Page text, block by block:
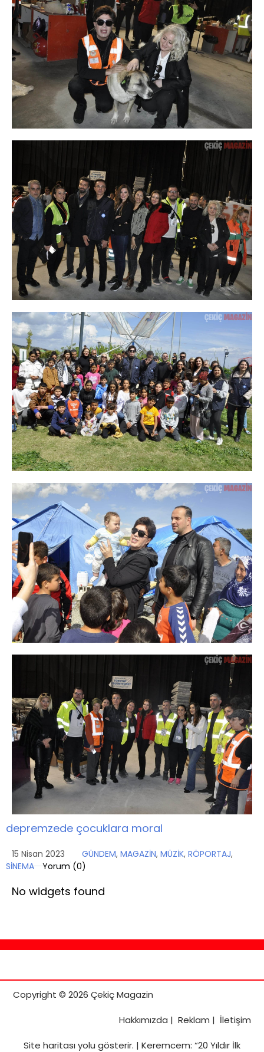
depremzede çocuklara moral
15 Nisan 2023 GÜNDEM, MAGAZİN, MÜZİK, RÖPORTAJ,
SİNEMA
Yorum (0)
No widgets found
Copyright © 2026 Çekiç Magazin
Hakkımızda | Reklam | İletişim
Site haritasıyolu gösterir. | Keremcem: “20 Yıldır İlk